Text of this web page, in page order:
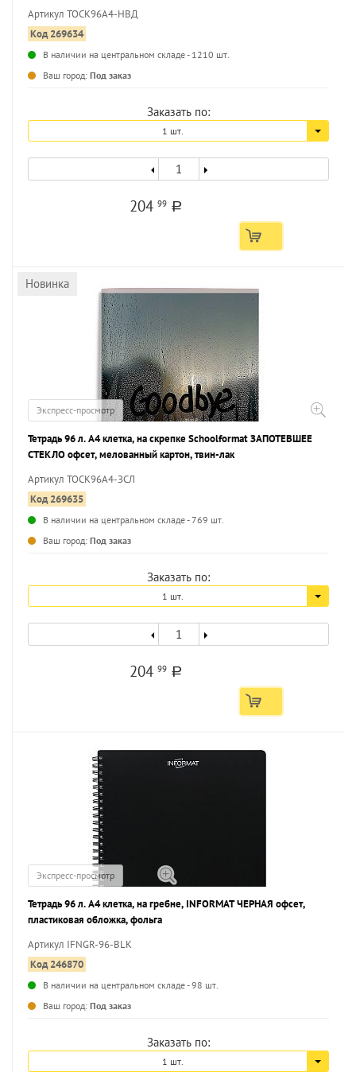
Артикул ТОСК96А4-НВД
Код 269634
В наличии на центральном складе - 1210 шт.
Ваш город: Под заказ
Заказать по:
1 шт.
20499 a
Новинка
Экспресс-просмотр
Тетрадь 96 л. А4 клетка, на скрепке Schoolformat ЗАПОТЕВШЕЕ
СТЕКЛО офсет, мелованный картон, твин-лак
Артикул ТОСК96А4-ЗСЛ
Код 269635
В наличии на центральном складе - 769 шт.
Ваш город: Под заказ
Заказать по:
1 шт.
20499 a
Экспресс-просмотр
Тетрадь 96 л. А4 клетка, на гребне, INFORMAT ЧЕРНАЯ офсет,
пластиковая обложка, фольга
Артикул IFNGR-96-BLK
Код 246870
В наличии на центральном складе - 98 шт.
Ваш город: Под заказ
Заказать по:
1 шт.